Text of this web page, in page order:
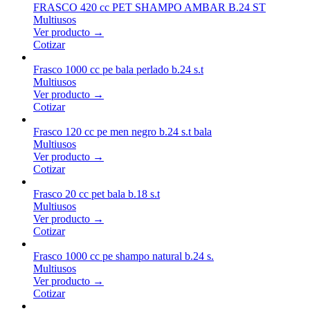
FRASCO 420 cc PET SHAMPO AMBAR B.24 ST
Multiusos
Ver producto →
Cotizar
Frasco 1000 cc pe bala perlado b.24 s.t
Multiusos
Ver producto →
Cotizar
Frasco 120 cc pe men negro b.24 s.t bala
Multiusos
Ver producto →
Cotizar
Frasco 20 cc pet bala b.18 s.t
Multiusos
Ver producto →
Cotizar
Frasco 1000 cc pe shampo natural b.24 s.
Multiusos
Ver producto →
Cotizar